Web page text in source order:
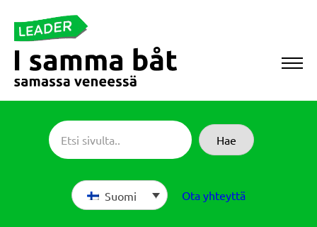
suoraan
sisältöön
Sameboat
Hae
Ota yhteyttä
Suomi